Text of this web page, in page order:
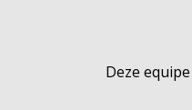
Deze